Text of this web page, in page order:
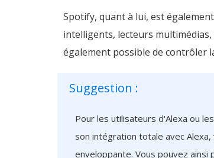
Spotify, quant à lui, est
intelligents, lecteurs
également possible de contrôler
Suggestion :
Pour les utilisateurs d'Alexa ou
son intégration totale avec
enveloppante. Vous pouvez